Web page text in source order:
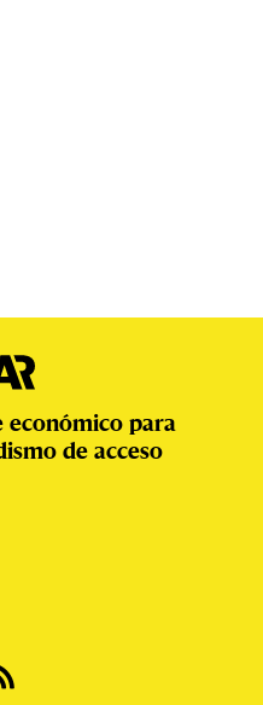
económico para
de acceso